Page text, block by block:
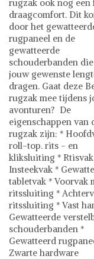
rugzak ook nog een
draagcomfort. Dit
door het
rugpaneel en de
gewatteerde
schouderbanden
jouw gewenste
dragen. Gaat deze
rugzak mee tijdens
avonturen? De
eigenschappen van
rugzak zijn: *
roll-top. rits - en
kliksluiting *
Insteekvak *
tabletvak * Voorvak
ritssluiting *
ritssluiting * Vast
Gewatteerde
schouderbanden *
Gewatteerd
Zwarte hardware